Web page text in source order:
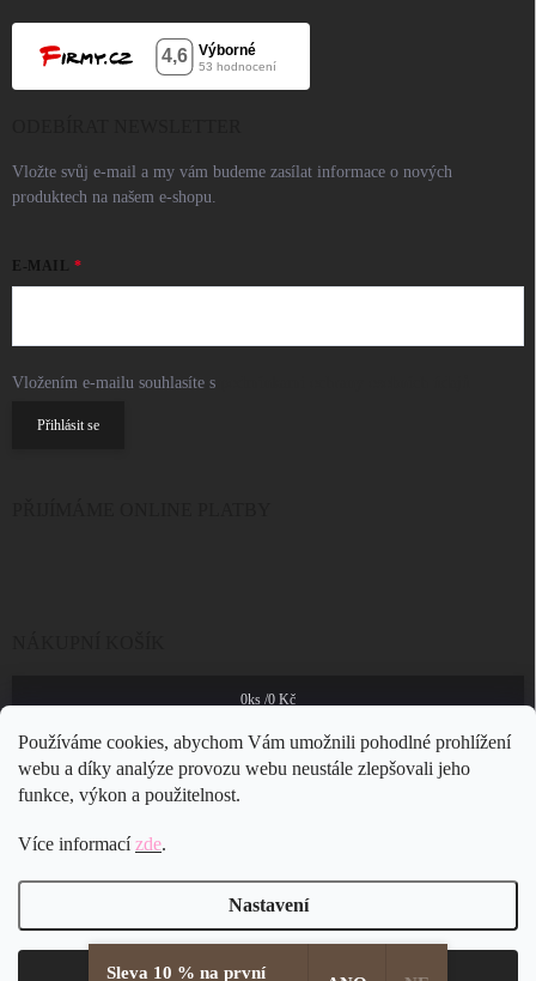
Používáme cookies, abychom Vám umožnili pohodlné prohlížení
webu a díky analýze provozu webu neustále zlepšovali jeho
funkce, výkon a použitelnost.
Více informacízde.
Nastavení
Vložte svůj e-mail a my vám budeme zasílat informace o nových
produktech na našem e-shopu.
E-MAIL
Vložením e-mailu souhlasíte s
Přihlásit se
0ks /0 Kč
Copyright 2026JSB Bijoux s.r.o.
Sleva 10 % na první